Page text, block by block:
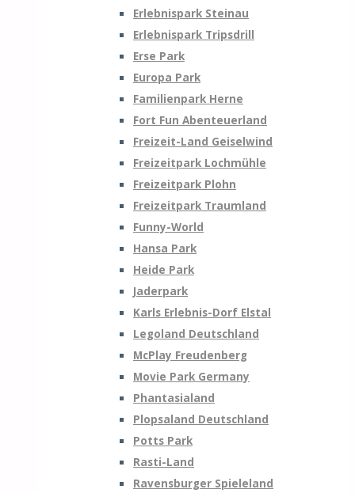
Erlebnispark Steinau
Erlebnispark Tripsdrill
Erse Park
Europa Park
Familienpark Herne
Fort Fun Abenteuerland
Freizeit-Land Geiselwind
Freizeitpark Lochmühle
Freizeitpark Plohn
Freizeitpark Traumland
Funny-World
Hansa Park
Heide Park
Jaderpark
Karls Erlebnis-Dorf Elstal
Legoland Deutschland
McPlay Freudenberg
Movie Park Germany
Phantasialand
Plopsaland Deutschland
Potts Park
Rasti-Land
Ravensburger Spieleland